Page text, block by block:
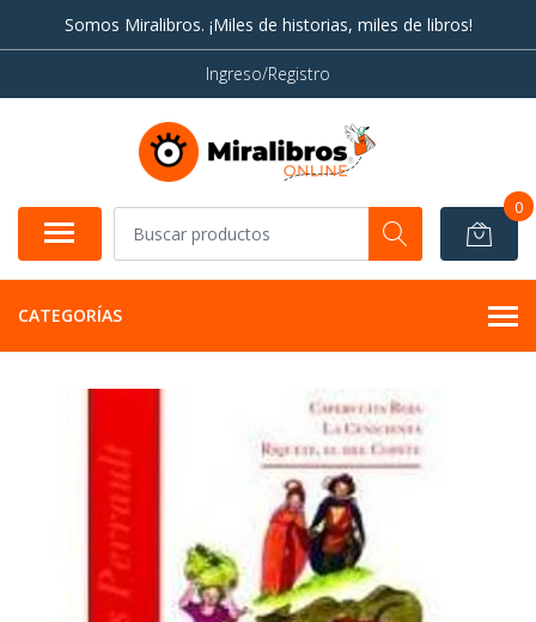
Somos Miralibros. ¡Miles de historias, miles de libros!
Ingreso/Registro
0
CATEGORÍAS